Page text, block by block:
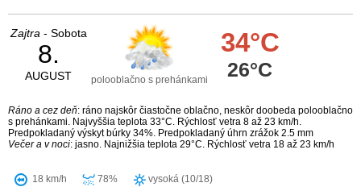
Zajtra - Sobota
8.
AUGUST polooblačno s prehánkami
34°C
26°C
Ráno a cez deň: ráno najskôr čiastočne oblačno, neskôr doobeda polooblačno
s prehánkami. Najvyššia teplota 33°C. Rýchlosť vetra 8 až 23 km/h.
Predpokladaný výskyt búrky 34%. Predpokladaný úhrn zrážok 2.5 mm
Večer a v noci: jasno. Najnižšia teplota 29°C. Rýchlosť vetra 18 až 23 km/h
18 km/h 78% vysoká (10/18)